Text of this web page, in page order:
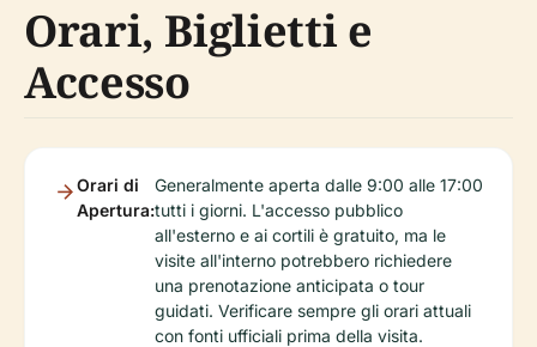
Orari, Biglietti e
Accesso
Orari di
Apertura:
Generalmente aperta dalle 9:00 alle 17:00
tutti i giorni. L'accesso pubblico
all'esterno e ai cortili è gratuito, ma le
visite all'interno potrebbero richiedere
una prenotazione anticipata o tour
guidati. Verificare sempre gli orari attuali
con fonti ufficiali prima della visita.